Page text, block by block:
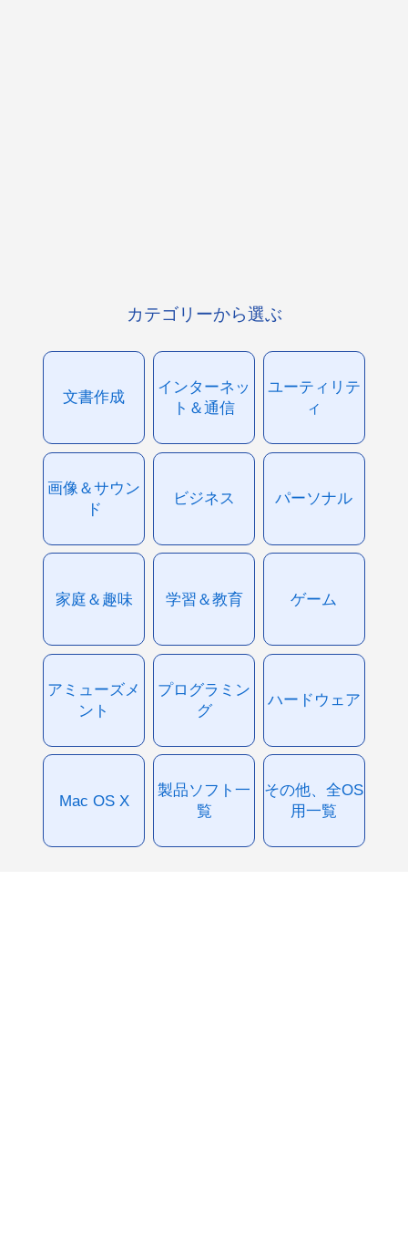
カテゴリーから選ぶ
文書作成
インターネッ
ト＆通信
ユーティリテ
ィ
画像＆サウン
ド
ビジネス パーソナル
家庭＆趣味 学習＆教育 ゲーム
アミューズメ
ント
プログラミン
グ
ハードウェア
Mac OS X
製品ソフト一
覧
その他、全OS
用一覧